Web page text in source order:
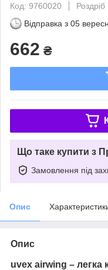
Код: 9760020
Роздріб
Відправка з 05
662 ₴
Що таке купити з
Замовлення під
Опис
Опис
uvex airwing – легка